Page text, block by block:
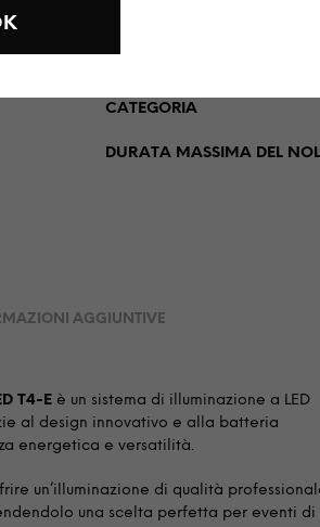
IMPORTO DA
I GIORNI EXTRA
CATEGORIA
DURATA MASSIMA DEL
AGGIUNTIVE
T4-E è un sistema di illuminazione a LED
al design innovativo e alla batteria
energetica e versatilità.
un’illuminazione di qualità
una scelta perfetta per eventi di